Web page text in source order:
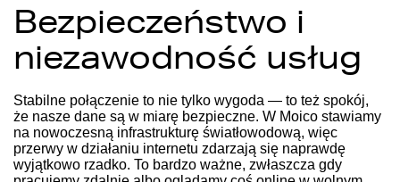
Bezpieczeństwo i
niezawodność usług
Stabilne połączenie to nie tylko wygoda — to też spokój,
że nasze dane są w miarę bezpieczne. W Moico stawiamy
na nowoczesną infrastrukturę światłowodową, więc
przerwy w działaniu internetu zdarzają się naprawdę
wyjątkowo rzadko. To bardzo ważne, zwłaszcza gdy